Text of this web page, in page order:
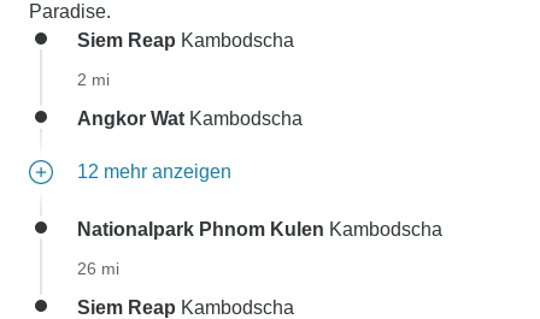
Paradise.
Siem Reap Kambodscha
2 mi
Angkor Wat Kambodscha
12 mehr anzeigen
Nationalpark Phnom Kulen Kambodscha
26 mi
Siem Reap Kambodscha